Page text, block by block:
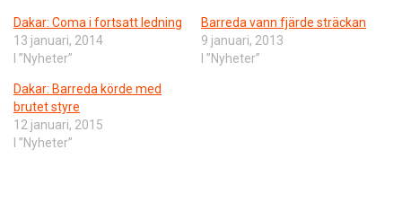
Dakar: Coma i fortsatt ledning
13 januari, 2014
I ”Nyheter”
Barreda vann fjärde sträckan
9 januari, 2013
I ”Nyheter”
Dakar: Barreda körde med
brutet styre
12 januari, 2015
I ”Nyheter”